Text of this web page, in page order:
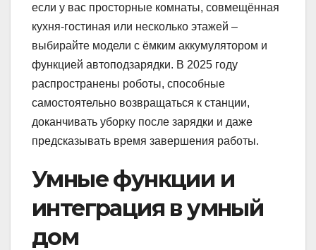
если у вас просторные комнаты, совмещённая
кухня-гостиная или несколько этажей –
выбирайте модели с ёмким аккумулятором и
функцией автоподзарядки. В 2025 году
распространены роботы, способные
самостоятельно возвращаться к станции,
доканчивать уборку после зарядки и даже
предсказывать время завершения работы.
Умные функции и
интеграция в умный
дом